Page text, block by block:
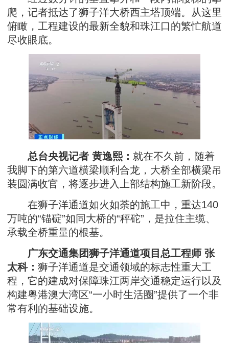
爬，记者抵达了狮子洋大桥西主塔顶端。从这里
俯瞰，工程建设的最新全貌和珠江口的繁忙航道
尽收眼底。
总台央视记者 黄逸熙： 就在不久前，随着
我脚下的第六道横梁顺利合龙，大桥全部横梁吊
装圆满收官，将逐步进入上部结构施工新阶段。
在狮子洋通道如火如荼的施工中，重达140
万吨的“锚碇”如同大桥的“秤砣”，是拉住主缆、
承载全桥重量的根基。
广东交通集团狮子洋通道项目总工程师 张
太科： 狮子洋通道是交通领域的标志性重大工
程，它的建成对保障珠江两岸交通稳定运行以及
构建粤港澳大湾区“一小时生活圈”提供了一个非
常有利的基础设施。